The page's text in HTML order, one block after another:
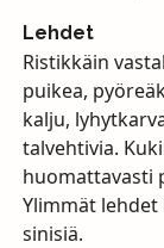
Lehdet
Ristikkäin
puikea,
kalju,
talvehtivia.
huomattavasti
Ylimmät
sinisiä.